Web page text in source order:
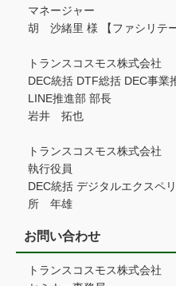
マネージャー
胡 沙緒里 様 【ファシリテー
トランスコスモス株式会社
DEC統括 DTF総括 DEC事業
LINE推進部 部長
岩井 拓也
トランスコスモス株式会社
執行役員
DEC統括 デジタルエクスペ
所 年雄
お問い合わせ
トランスコスモス株式会社